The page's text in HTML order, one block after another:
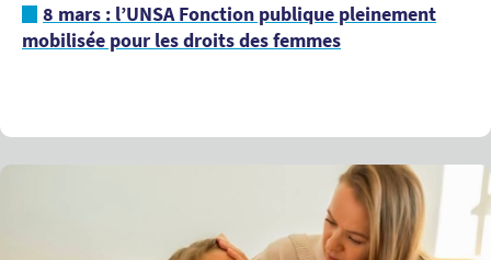
8 mars : l’UNSA Fonction publique pleinement
mobilisée pour les droits des femmes